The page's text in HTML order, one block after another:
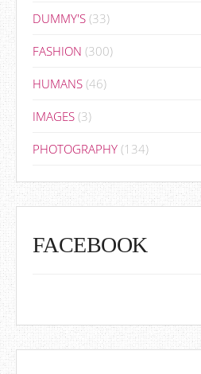
DUMMY'S (33)
FASHION (300)
HUMANS (46)
IMAGES (3)
PHOTOGRAPHY (134)
FACEBOOK